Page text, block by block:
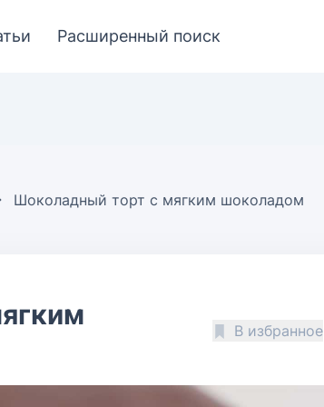
Расширенный поиск
Шоколадный торт с мягким шоколадом
В избранное